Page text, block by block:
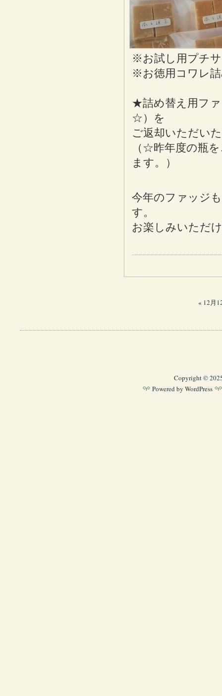
※お試し用プチサ
※お徳用コワレ
★詰め替え用ファ
☆）を
ご返却いただい
（☆昨年度の瓶
ます。）
今年のファッジ
す。
お楽しみいただ
« 12月
Copyright ©
Powered by WordPress